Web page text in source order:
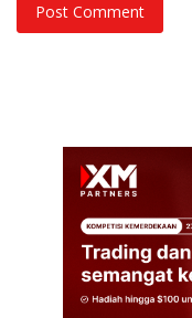
Post Comment